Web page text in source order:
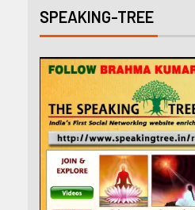
SPEAKING-TREE